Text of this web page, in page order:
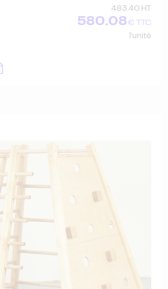
483.40 HT
580.08€ TTC
l'unité